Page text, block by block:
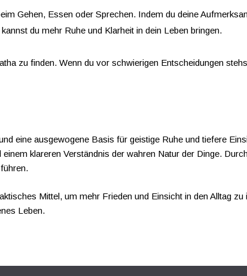
Gehen, Essen oder Sprechen. Indem du deine
du mehr Ruhe und Klarheit in dein Leben bringen.
zu finden. Wenn du vor schwierigen Entscheidungen
eine ausgewogene Basis für geistige Ruhe und tiefere
klareren Verständnis der wahren Natur der Dinge.
Mittel, um mehr Frieden und Einsicht in den Alltag zu
Leben.